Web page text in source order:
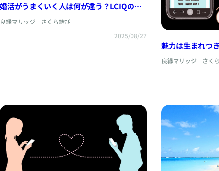
婚活がうまくいく人は何が違う？LCIQの
良縁マリッジ さくら結び
2025/08/27
魅力は生まれつ
良縁マリッジ さく